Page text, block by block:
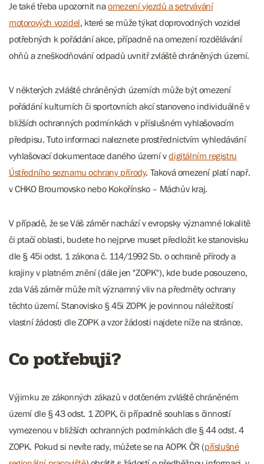
Je také třeba upozornit naomezení vjezdů a setrvávání
motorových vozidel, které se může týkat doprovodných vozidel
potřebných k pořádání akce, případně na omezení rozdělávání
ohňů a zneškodňování odpadů uvnitř zvláště chráněných území.
V některých zvláště chráněných územích může být omezení
pořádání kulturních či sportovních akcí stanoveno individuálně v
bližších ochranných podmínkách v příslušném vyhlašovacím
předpisu. Tuto informaci naleznete prostřednictvím vyhledávání
vyhlašovací dokumentace daného území vdigitálním registru
Ústředního seznamu ochrany přírody. Taková omezení platí např.
v CHKO Broumovsko nebo Kokořínsko – Máchův kraj.
V případě, že se Váš záměr nachází v evropsky významné lokalitě
či ptačí oblasti, budete ho nejprve muset předložit ke stanovisku
dle § 45i odst. 1 zákona č. 114/1992 Sb. o ochraně přírody a
krajiny v platném znění (dále jen "ZOPK"), kde bude posouzeno,
zda Váš záměr může mít významný vliv na předměty ochrany
těchto území. Stanovisko § 45i ZOPK je povinnou náležitostí
vlastní žádosti dle ZOPK a vzor žádosti najdete níže na stránce.
Co potřebuji?
Výjimku ze zákonných zákazů v dotčeném zvláště chráněném
území dle § 43 odst. 1 ZOPK, či případně souhlas s činností
vymezenou v bližších ochranných podmínkách dle § 44 odst. 4
ZOPK. Pokud si nevíte rady, můžete se na AOPK ČR (příslušné